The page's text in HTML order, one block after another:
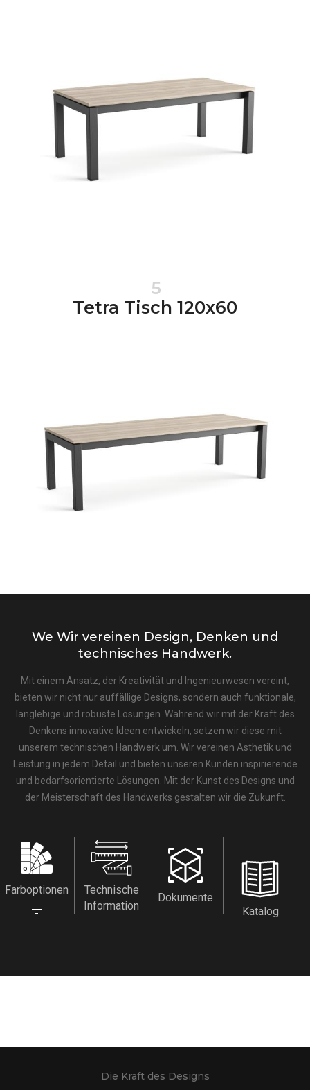
5
Tetra Tisch 120x60
We Wir vereinen Design, Denken und
technisches Handwerk.
Mit einem Ansatz, der Kreativität und Ingenieurwesen vereint,
bieten wir nicht nur auffällige Designs, sondern auch funktionale,
langlebige und robuste Lösungen. Während wir mit der Kraft des
Denkens innovative Ideen entwickeln, setzen wir diese mit
unserem technischen Handwerk um. Wir vereinen Ästhetik und
Leistung in jedem Detail und bieten unseren Kunden inspirierende
und bedarfsorientierte Lösungen. Mit der Kunst des Designs und
der Meisterschaft des Handwerks gestalten wir die Zukunft.
Farboptionen
Technische
Information
Dokumente
Katalog
Die Kraft des Designs